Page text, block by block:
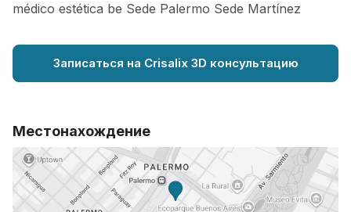
médico estética be Sede Palermo Sede Martínez
Записаться на Crisalix 3D консультацию
Местонахождение